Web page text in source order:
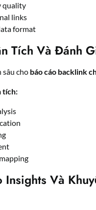
quality
links
format
Tích Và Đánh
sâu cho báo cáo backlink
tích:
Và